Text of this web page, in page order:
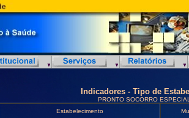
Indicadores - Tipo de
PRONTO SOCORRO
Estabelecimento